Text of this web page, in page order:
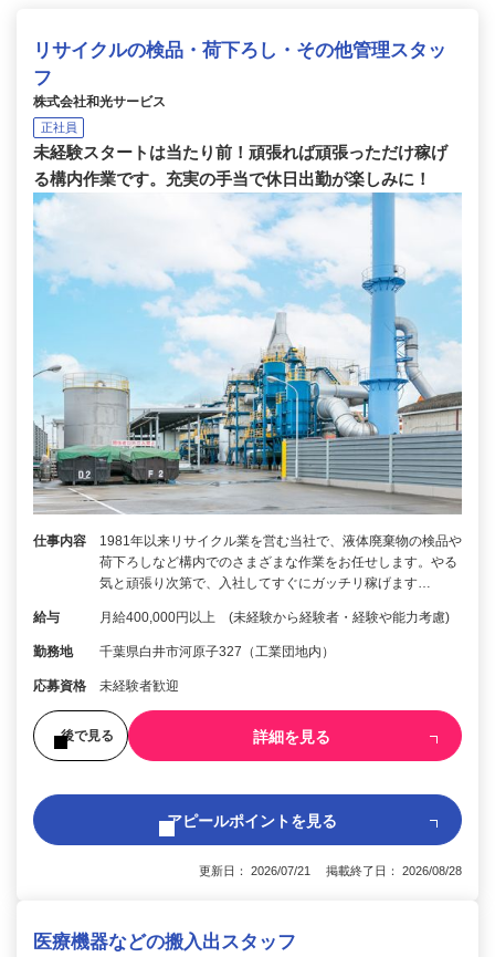
リサイクルの検品・荷下ろし・その他管理スタッ
フ
株式会社和光サービス
正社員
未経験スタートは当たり前！頑張れば頑張っただけ稼げ
る構内作業です。充実の手当で休日出勤が楽しみに！
仕事内容
1981年以来リサイクル業を営む当社で、液体廃棄物の検品や
荷下ろしなど構内でのさまざまな作業をお任せします。やる
気と頑張り次第で、入社してすぐにガッチリ稼げます…
給与 月給400,000円以上 (未経験から経験者・経験や能力考慮)
勤務地 千葉県白井市河原子327（工業団地内）
応募資格 未経験者歓迎
後で見る 詳細を見る
アピールポイントを見る
更新日： 2026/07/21 掲載終了日： 2026/08/28
医療機器などの搬入出スタッフ